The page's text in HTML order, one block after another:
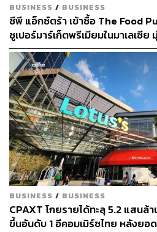
ช่วยขับเคลื่อนเศรษฐกิจชุมชนให้เ
สำหรับการก้าวเข้าสู่ปีที่ 31 ของแม็
เปอร์ไฮเวย์ ได้มีการปรับรูปลักษณ์
บริการเข้ามาเสริมให้ตอบโจทย์ ส
ให้กับลูกค้า ด้วยพื้นที่จำหน่ายอาห
ขึ้น ครบครันที่สุดในภาคเหนือ ด้ว
30,000 รายการ อีกทั้งเพิ่มแนวคิด
อรี และมีความหลากหลายยิ่งขึ้นใ
food) เพื่อรองรับความต้องการข
แบบป้ายแสดงราคาสินค้าเป็นแบบ
อำนวยความสะดวกให้กับลูกค้าที่ม
สินค้าได้มากยิ่งขึ้น ด้วยการโปรโ
สาขา
BUSINESS / BUSINESS
ซีพี แอ็กซ์ตร้า เข้าซื้อ The Food
ซูเปอร์มาร์เก็ตพรีเมียมในมาเลเซี
ซื้อสูง
BUSINESS / BUSINESS
CPAXT โกยรายได้ทะลุ 5.2 แสนล้
ขึ้นอันดับ 1 อีคอมเมิร์ซไทย หลังยอ